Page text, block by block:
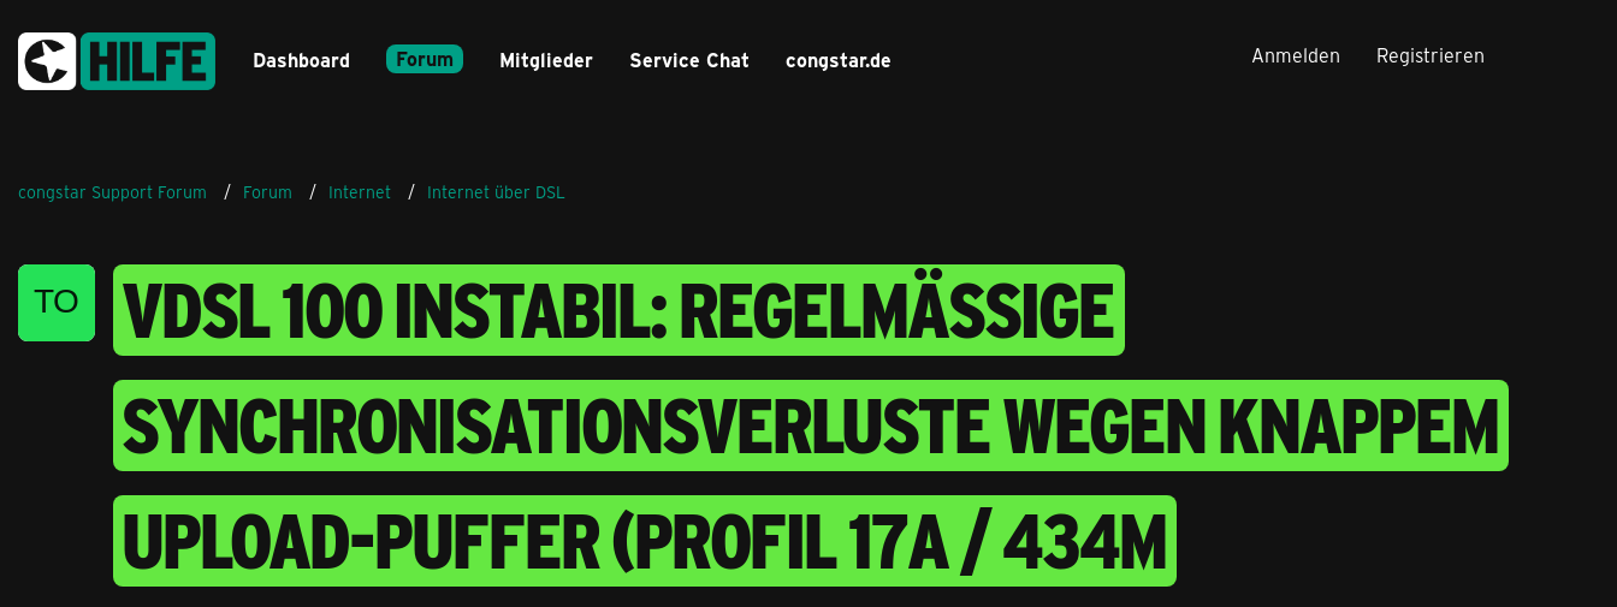
Dashboard Forum Mitglieder Service Chat congstar.de Anmelden Registrieren
congstar Support Forum Forum Internet Internet über DSL
VDSL 100 INSTABIL: REGELMÄSSIGE S
YNCHRONISATIONSVERLUSTE WEGEN KNAPPEM U
PLOAD-PUFFER (PROFIL 17A / 434M L